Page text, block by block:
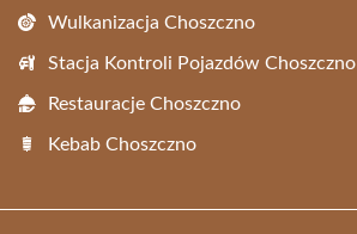
Wulkanizacja Choszczno
Stacja Kontroli Pojazdów Choszczno
Restauracje Choszczno
Kebab Choszczno